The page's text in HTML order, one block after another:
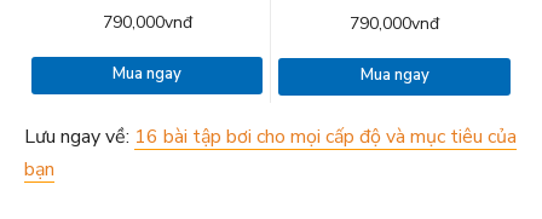
790,000vnđ
Mua ngay
790,000vnđ
Mua ngay
Lưu ngay về: 16 bài tập bơi cho mọi cấp độ và mục tiêu của
bạn